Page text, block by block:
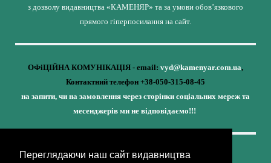
Переглядаючи наш сайт видавництва
з дозволу видавництва «КАМЕНЯР» та за умови обов’язкового
прямого гіперпосилання на сайт.
ОФіЦІЙНА КОМУНІКАЦІЯ - email: vyd@kamenyar.com.ua,
Контактний телефон +38-050-315-08-45
на запити, чи на замовлення через сторінки соціальних мереж та
месенджерів ми не відповідаємо!!!
Кожне наше видання - це внесок у спротив,